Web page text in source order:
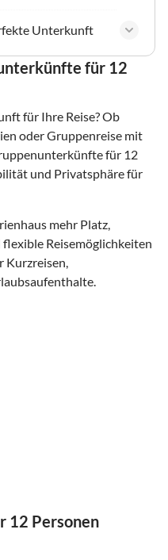
Unterkunft
für 12
für Ihre Reise? Ob
oder Gruppenreise mit
für 12
und Privatsphäre für
mehr Platz,
Reisemöglichkeiten
Kurzreisen,
12 Personen